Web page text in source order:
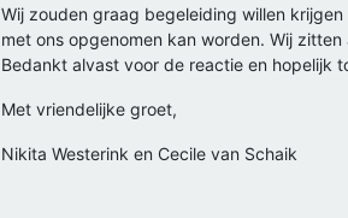
Wij zouden graag begeleiding willen
met ons opgenomen kan worden. Wij
Bedankt alvast voor de reactie en hopelijk
Met vriendelijke groet,
Nikita Westerink en Cecile van Schaik